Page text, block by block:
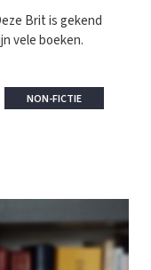
Brit is gekend
vele boeken.
NON-FICTIE